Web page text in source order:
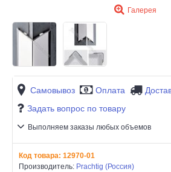
Галерея
Самовывоз Оплата
Задать вопрос по товару
Выполняем заказы любых объемов
Код товара: 12970-01
Производитель: Prachtig (Россия)